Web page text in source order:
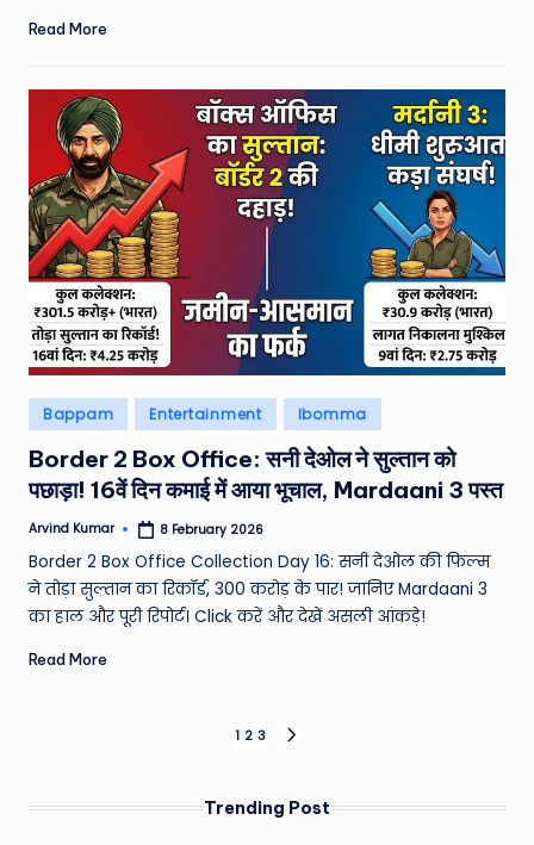
Read More
Posted
in
Bappam Entertainment Ibomma
Border 2 Box Office: सनी देओल ने सुल्तान को
पछाड़ा! 16वें दिन कमाई में आया भूचाल, Mardaani 3 पस्त
Posted
Arvind Kumar 8 February 2026
Border 2 Box Office Collection Day 16: सनी देओल की फिल्म
ने तोड़ा सुल्तान का रिकॉर्ड, 300 करोड़ के पार! जानिए Mardaani 3
का हाल और पूरी रिपोर्ट। Click करें और देखें असली आंकड़े!
Read More
pagination
1 2 3
Trending Post